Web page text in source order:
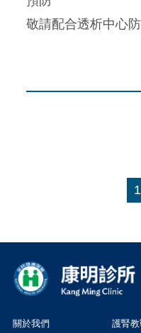
敬請配合透析中心
1
關於我們 護腎教